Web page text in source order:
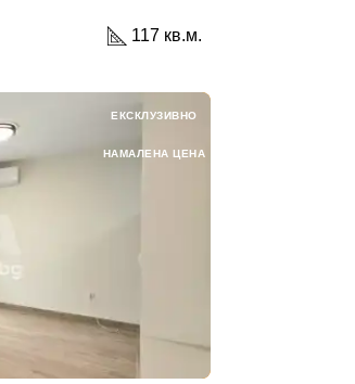
парола?
117 кв.м.
ЕКСКЛУЗИВНО
НАМАЛЕНА ЦЕНА